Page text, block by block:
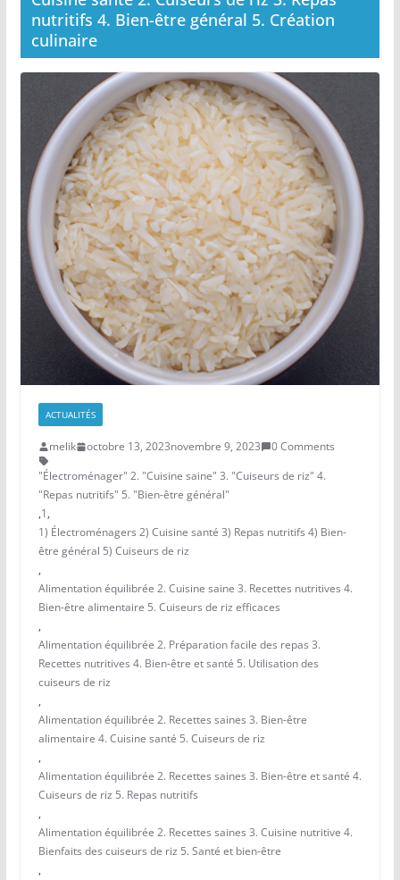
nutritifs 4. Bien-être général 5. Création
culinaire
ACTUALITÉS
melik octobre 13, 2023novembre 9, 2023
0 Comments
"Électroménager" 2. "Cuisine saine" 3. "Cuiseurs de riz" 4.
"Repas nutritifs" 5. "Bien-être général"
,1,
1) Électroménagers 2) Cuisine santé 3) Repas nutritifs 4) Bien-
être général 5) Cuiseurs de riz
,
Alimentation équilibrée 2. Cuisine saine 3. Recettes nutritives 4.
Bien-être alimentaire 5. Cuiseurs de riz efficaces
,
Alimentation équilibrée 2. Préparation facile des repas 3.
Recettes nutritives 4. Bien-être et santé 5. Utilisation des
cuiseurs de riz
,
Alimentation équilibrée 2. Recettes saines 3. Bien-être
alimentaire 4. Cuisine santé 5. Cuiseurs de riz
,
Alimentation équilibrée 2. Recettes saines 3. Bien-être et santé 4.
Cuiseurs de riz 5. Repas nutritifs
,
Alimentation équilibrée 2. Recettes saines 3. Cuisine nutritive 4.
Bienfaits des cuiseurs de riz 5. Santé et bien-être
,